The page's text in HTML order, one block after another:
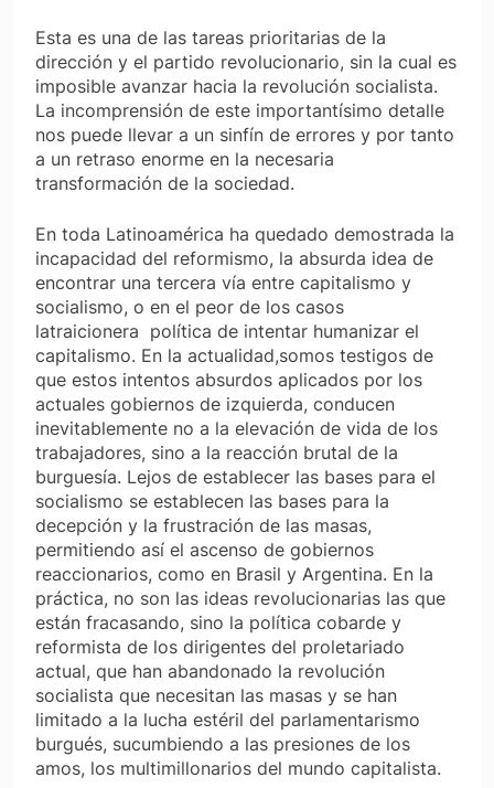
Esta es una de las tareas prioritarias de la
dirección y el partido revolucionario, sin la cual es
imposible avanzar hacia la revolución socialista.
La incomprensión de este importantísimo detalle
nos puede llevar a un sinfín de errores y por tanto
a un retraso enorme en la necesaria
transformación de la sociedad.
En toda Latinoamérica ha quedado demostrada la
incapacidad del reformismo, la absurda idea de
encontrar una tercera vía entre capitalismo y
socialismo, o en el peor de los casos
latraicionera política de intentar humanizar el
capitalismo. En la actualidad,somos testigos de
que estos intentos absurdos aplicados por los
actuales gobiernos de izquierda, conducen
inevitablemente no a la elevación de vida de los
trabajadores, sino a la reacción brutal de la
burguesía. Lejos de establecer las bases para el
socialismo se establecen las bases para la
decepción y la frustración de las masas,
permitiendo así el ascenso de gobiernos
reaccionarios, como en Brasil y Argentina. En la
práctica, no son las ideas revolucionarias las que
están fracasando, sino la política cobarde y
reformista de los dirigentes del proletariado
actual, que han abandonado la revolución
socialista que necesitan las masas y se han
limitado a la lucha estéril del parlamentarismo
burgués, sucumbiendo a las presiones de los
amos, los multimillonarios del mundo capitalista.